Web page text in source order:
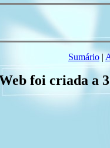
Sumário |
foi criada a